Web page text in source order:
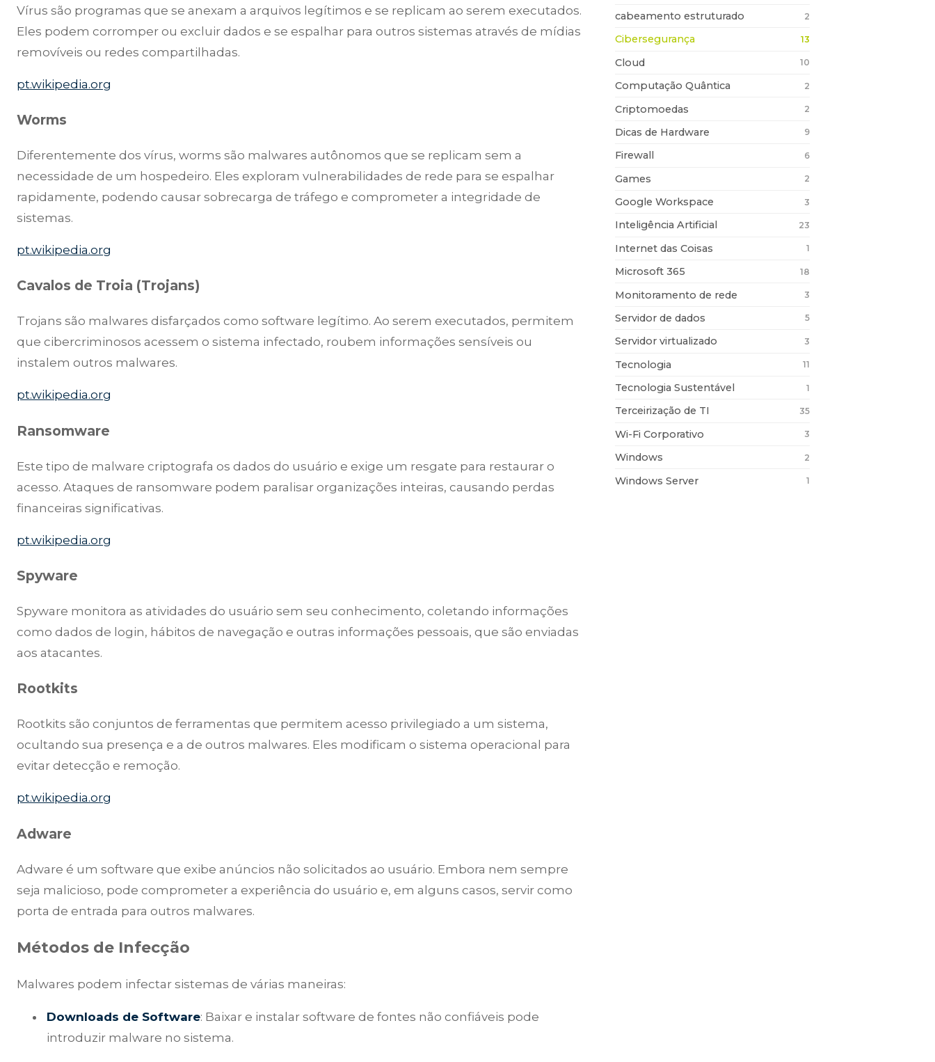
Vírus são programas que se anexam a arquivos legítimos e se replicam ao serem executados.
Eles podem corromper ou excluir dados e se espalhar para outros sistemas através de mídias
removíveis ou redes compartilhadas.
pt.wikipedia.org
Worms
Diferentemente dos vírus, worms são malwares autônomos que se replicam sem a
necessidade de um hospedeiro. Eles exploram vulnerabilidades de rede para se espalhar
rapidamente, podendo causar sobrecarga de tráfego e comprometer a integridade de
sistemas.
pt.wikipedia.org
Cavalos de Troia (Trojans)
Trojans são malwares disfarçados como software legítimo. Ao serem executados, permitem
que cibercriminosos acessem o sistema infectado, roubem informações sensíveis ou
instalem outros malwares.
pt.wikipedia.org
Ransomware
Este tipo de malware criptografa os dados do usuário e exige um resgate para restaurar o
acesso. Ataques de ransomware podem paralisar organizações inteiras, causando perdas
financeiras significativas.
pt.wikipedia.org
Spyware
Spyware monitora as atividades do usuário sem seu conhecimento, coletando informações
como dados de login, hábitos de navegação e outras informações pessoais, que são enviadas
aos atacantes.
Rootkits
Rootkits são conjuntos de ferramentas que permitem acesso privilegiado a um sistema,
ocultando sua presença e a de outros malwares. Eles modificam o sistema operacional para
evitar detecção e remoção.
pt.wikipedia.org
Adware
Adware é um software que exibe anúncios não solicitados ao usuário. Embora nem sempre
seja malicioso, pode comprometer a experiência do usuário e, em alguns casos, servir como
porta de entrada para outros malwares.
Métodos de Infecção
Malwares podem infectar sistemas de várias maneiras:
Downloads de Software: Baixar e instalar software de fontes não confiáveis pode
introduzir malware no sistema.
cabeamento estruturado 2
Cibersegurança 13
Cloud 10
Computação Quântica 2
Criptomoedas 2
Dicas de Hardware 9
Firewall 6
Games 2
Google Workspace 3
Inteligência Artificial 23
Internet das Coisas 1
Microsoft 365 18
Monitoramento de rede 3
Servidor de dados 5
Servidor virtualizado 3
Tecnologia 11
Tecnologia Sustentável 1
Terceirização de TI 35
Wi-Fi Corporativo 3
Windows 2
Windows Server 1